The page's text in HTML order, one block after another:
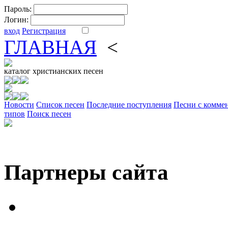
Пароль:
Логин:
вход Регистрация
ГЛАВНАЯ <
каталог христианских песен
Новости Cписок песен Последние поступления Песни с
типов Поиск песен
Партнеры сайта